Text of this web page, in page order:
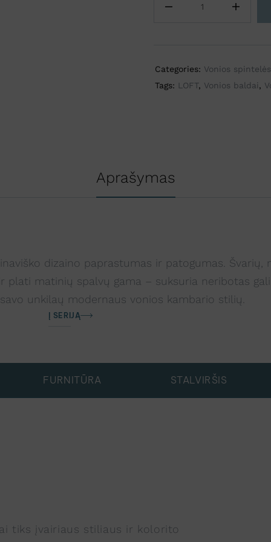
Categories: Vonios spintelės
Tags: LOFT, Vonios baldai,
Aprašymas
dizaino paprastumas ir patogumas.
plati matinių spalvų gama – suksuria neribotas
unkilaų modernaus vonios kambario stilių.
Į SERIJĄ
FURNITŪRA STALVIRŠIS
tiks įvairiaus stiliaus ir kolorito